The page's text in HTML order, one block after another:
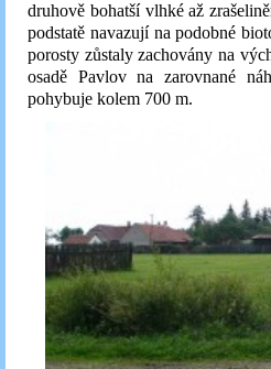
druhově bohatší vlhké až
podstatě navazují na podobné
porosty zůstaly zachovány na
osadě Pavlov na zarovnané
pohybuje kolem 700 m.